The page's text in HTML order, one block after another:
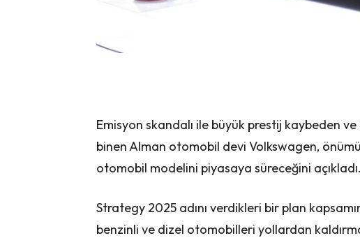
Emisyon skandalı ile büyük prestij kaybeden
binen Alman otomobil devi Volkswagen,
otomobil modelini piyasaya süreceğini açıkladı.
Strategy 2025 adını verdikleri bir plan
benzinli ve dizel otomobilleri yollardan